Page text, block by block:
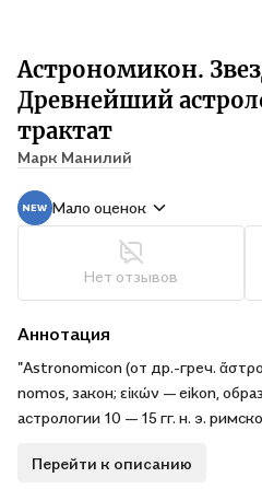
Астрономикон.
Древнейший
трактат
Марк Манилий
Мало оценок
Нет отзывов
Аннотация
"Astronomicon (от др.-греч.
nomos, закон; εἰκών — eikon,
астрологии 10 — 15 гг. н. э.
работой по астрологии
Перейти к описанию